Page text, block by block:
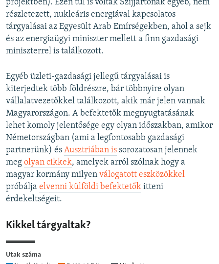
projektben). Ezen túl is voltak Szijjártónak egyéb, nem
részletezett, nukleáris energiával kapcsolatos
tárgyalásai az Egyesült Arab Emírségekben, ahol a sejk
és az energiaügyi miniszter mellett a finn gazdasági
miniszterrel is találkozott.
Egyéb üzleti-gazdasági jellegű tárgyalásai is
kiterjedtek több földrészre, bár többnyire olyan
vállalatvezetőkkel találkozott, akik már jelen vannak
Magyarországon. A befektetők megnyugtatásának
lehet komoly jelentősége egy olyan időszakban, amikor
Németországban (ami a legfontosabb gazdasági
partnerünk) és Ausztriában is sorozatosan jelennek
meg olyan cikkek, amelyek arról szólnak hogy a
magyar kormány milyen válogatott eszközökkel
próbálja elvenni külföldi befektetők itteni
érdekeltségeit.